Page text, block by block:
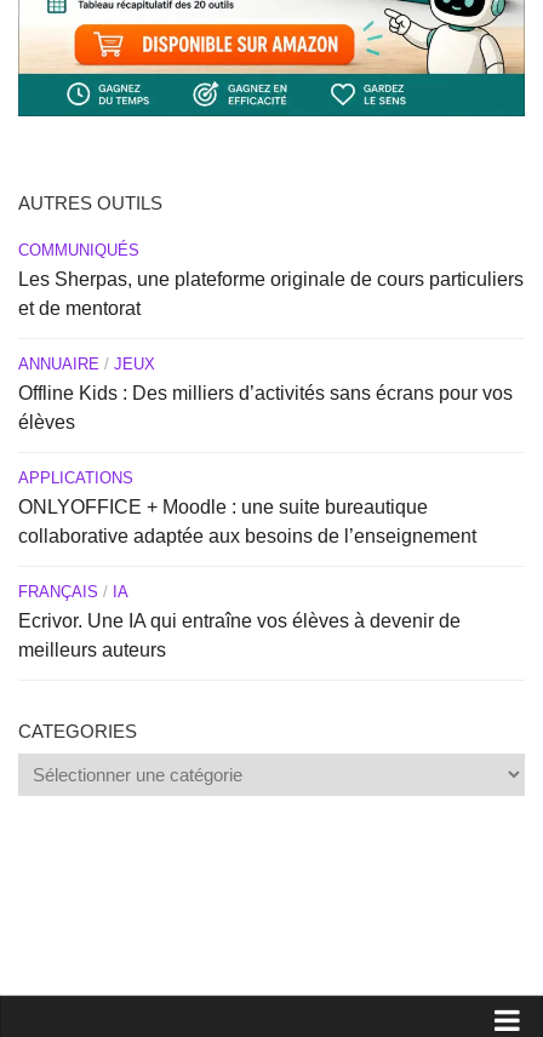
AUTRES OUTILS
COMMUNIQUÉS
Les Sherpas, une plateforme originale de cours particuliers
et de mentorat
ANNUAIRE / JEUX
Offline Kids : Des milliers d’activités sans écrans pour vos
élèves
APPLICATIONS
ONLYOFFICE + Moodle : une suite bureautique
collaborative adaptée aux besoins de l’enseignement
FRANÇAIS / IA
Ecrivor. Une IA qui entraîne vos élèves à devenir de
meilleurs auteurs
CATEGORIES
Categories